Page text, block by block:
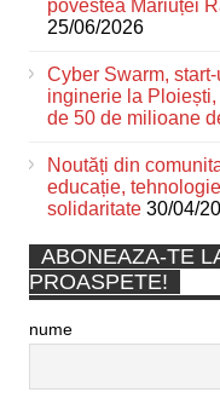
povestea Măriuței
25/06/2026
Cyber Swarm,
inginerie la
de 50 de milioane
Noutăți din
educație,
solidaritate 30/04/
ABONEAZA-TE
PROASPETE!
nume